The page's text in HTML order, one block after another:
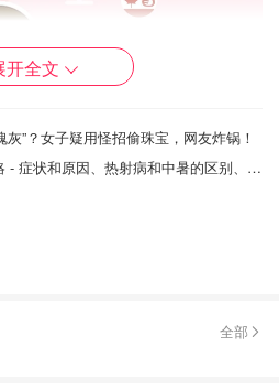
开全文
灰”？女子疑用怪招偷珠宝，网友炸锅！
2025加拿大热射病攻略 - 症状和原因、热射病和中暑的区别、预防与急救指南
全部